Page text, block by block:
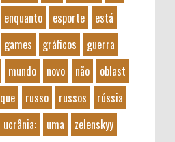
enquanto esporte
está
games gráficos
guerra
mundo novo não
oblast
que russo russos
rússia
ucrânia: uma zelenskyy